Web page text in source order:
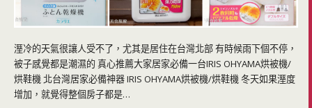
溼冷的天氣很讓人受不了，尤其是居住在台灣北部 有時候雨下個不停，
被子感覺都是潮濕的 真心推薦大家居家必備一台IRIS OHYAMA烘被機/
烘鞋機 北台灣居家必備神器 IRIS OHYAMA烘被機/烘鞋機 冬天如果溼度
增加，就覺得整個房子都是…